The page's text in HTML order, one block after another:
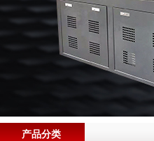
产品分类